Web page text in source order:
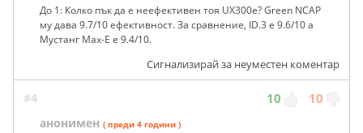
До 1: Колко пък да е неефективен тоя UX300e? Green NCAP
му дава 9.7/10 ефективност. За сравнение, ID.3 е 9.6/10 а
Мустанг Мах-Е е 9.4/10.
Сигнализирай за неуместен коментар
#4 10 10
анонимен ( преди 4 години )